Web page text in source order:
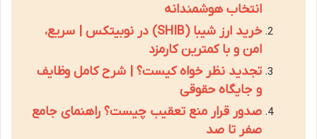
انتخاب هوشمندانه
خرید ارز شیبا (SHIB) در نوبیتکس | سریع،
امن و با کمترین کارمزد
تجدید نظر خواه کیست؟ | شرح کامل وظایف
و جایگاه حقوقی
صدور قرار منع تعقیب چیست؟ راهنمای جامع
صفر تا صد